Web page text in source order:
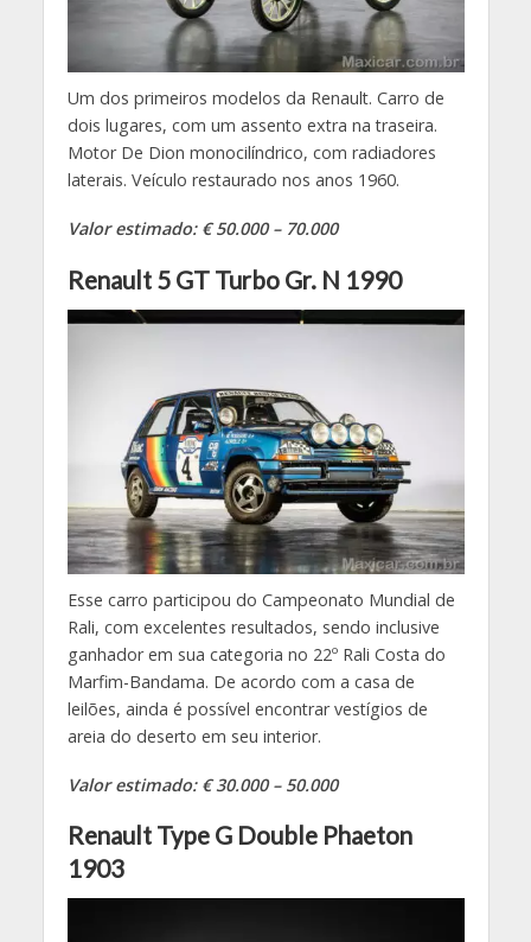
Um dos primeiros modelos da Renault. Carro de
dois lugares, com um assento extra na traseira.
Motor De Dion monocilíndrico, com radiadores
laterais. Veículo restaurado nos anos 1960.
Valor estimado: € 50.000 – 70.000
Renault 5 GT Turbo Gr. N 1990
Esse carro participou do Campeonato Mundial de
Rali, com excelentes resultados, sendo inclusive
ganhador em sua categoria no 22º Rali Costa do
Marfim-Bandama. De acordo com a casa de
leilões, ainda é possível encontrar vestígios de
areia do deserto em seu interior.
Valor estimado: € 30.000 – 50.000
Renault Type G Double Phaeton
1903